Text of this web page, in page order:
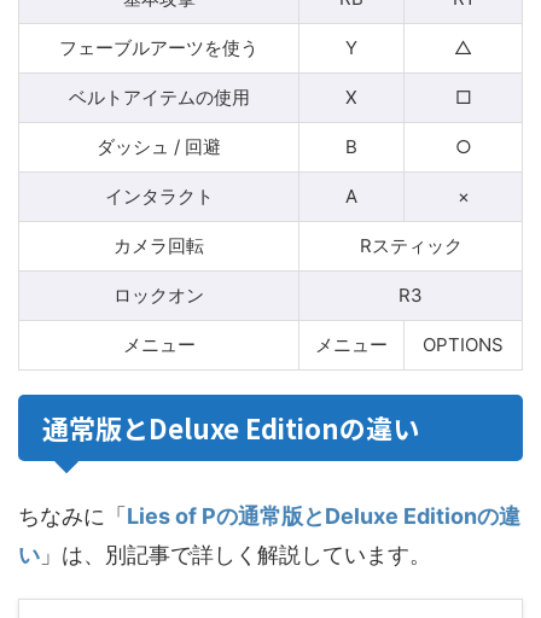
フェーブルアーツを使う Y △
ベルトアイテムの使用 X □
ダッシュ / 回避 B ○
インタラクト A ×
カメラ回転 Rスティック
ロックオン R3
メニュー メニュー OPTIONS
通常版とDeluxe Editionの違い
ちなみに「Lies of Pの通常版とDeluxe Editionの違
い 」は、別記事で詳しく解説しています。